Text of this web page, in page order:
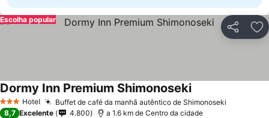
Partilhar
Escolha popular
3 EstrelasHotel Buffet de café da manhã autêntico de Shimonoseki
Dormy Inn Premium Shimonoseki
8,7 Excelente 4.800 a 1.6 km de Centro da cidade